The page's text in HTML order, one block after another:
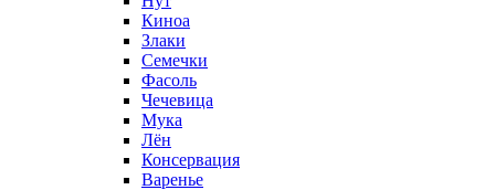
Киноа
Злаки
Семечки
Фасоль
Чечевица
Мука
Лён
Консервация
Варенье